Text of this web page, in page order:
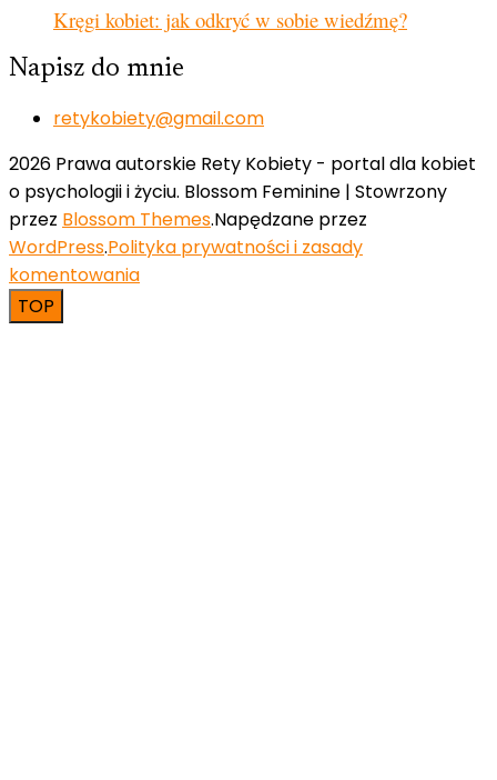
Kręgi kobiet: jak odkryć w sobie wiedźmę?
Napisz do mnie
retykobiety@gmail.com
2026 Prawa autorskie Rety Kobiety - portal dla kobiet
o psychologii i życiu. Blossom Feminine | Stowrzony
przez Blossom Themes.Napędzane przez
WordPress.Polityka prywatności i zasady
komentowania
TOP